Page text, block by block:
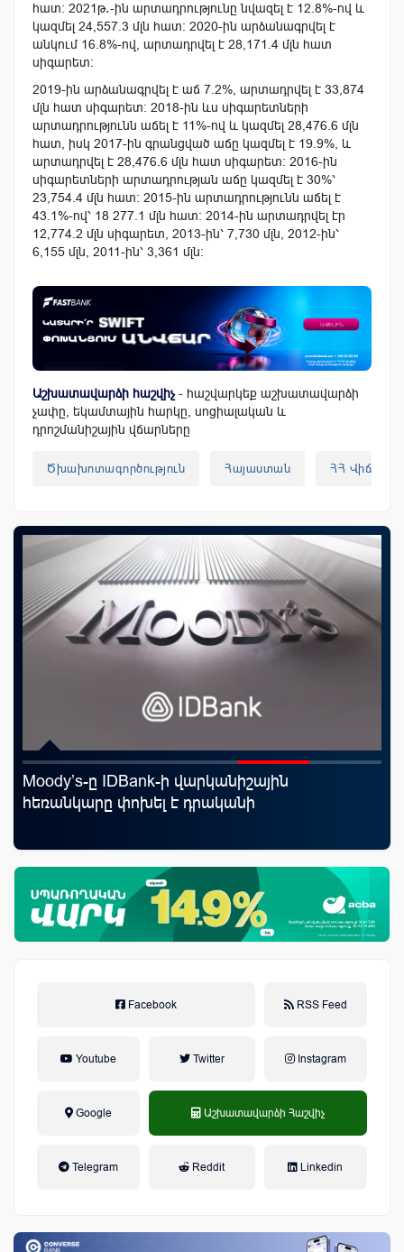
հատ։ 2021թ․-ին արտադրությունը նվազել է 12.8%-ով և
կազմել 24,557.3 մլն հատ։ 2020-ին արձանագրվել է
անկում 16.8%-ով, արտադրվել է 28,171.4 մլն հատ
սիգարետ։
2019-ին արձանագրվել է աճ 7.2%, արտադրվել է 33,874
մլն հատ սիգարետ։ 2018-ին ևս սիգարետների
արտադրությունն աճել է 11%-ով և կազմել 28,476.6 մլն
հատ, իսկ 2017-ին գրանցված աճը կազմել է 19.9%, և
արտադրվել է 28,476.6 մլն հատ սիգարետ։ 2016-ին
սիգարետների արտադրության աճը կազմել է 30%՝
23,754.4 մլն հատ։ 2015-ին արտադրությունն աճել է
43.1%-ով՝ 18 277.1 մլն հատ։ 2014-ին արտադրվել էր
12,774.2 մլն սիգարետ, 2013-ին՝ 7,730 մլն, 2012-ին՝
6,155 մլն, 2011-ին՝ 3,361 մլն։
Աշխատավարձի հաշվիչ - հաշվարկեք աշխատավարձի
չափը, եկամտային հարկը, սոցիալական և
դրոշմանիշային վճարները
Ծխախոտագործություն Հայաստան ՀՀ
Moody’s-ը IDBank-ի վարկանիշային
հեռանկարը փոխել է դրականի
Facebook RSS Feed
Youtube Twitter Instagram
Google Աշխատավարձի Հաշվիչ
Telegram Reddit Linkedin